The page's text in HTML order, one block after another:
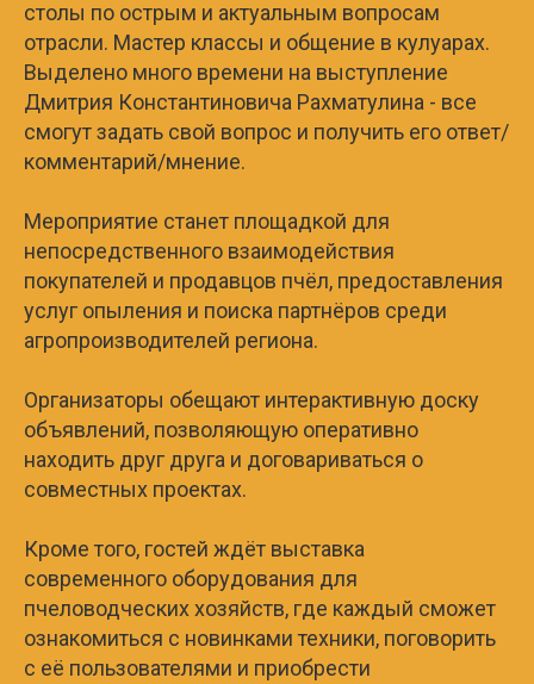
столы по острым и актуальным вопросам
отрасли. Мастер классы и общение в кулуарах.
Выделено много времени на выступление
Дмитрия Константиновича Рахматулина - все
смогут задать свой вопрос и получить его ответ/
комментарий/мнение.
Мероприятие станет площадкой для
непосредственного взаимодействия
покупателей и продавцов пчёл, предоставления
услуг опыления и поиска партнёров среди
агропроизводителей региона.
Организаторы обещают интерактивную доску
объявлений, позволяющую оперативно
находить друг друга и договариваться о
совместных проектах.
Кроме того, гостей ждёт выставка
современного оборудования для
пчеловодческих хозяйств, где каждый сможет
ознакомиться с новинками техники, поговорить
с её пользователями и приобрести